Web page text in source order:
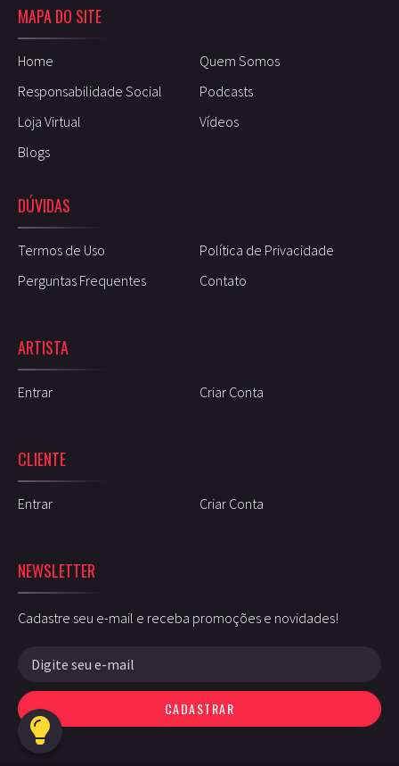
MAPA DO SITE
Home
Quem Somos
Responsabilidade Social
Podcasts
Loja Virtual
Vídeos
Blogs
DÚVIDAS
Termos de Uso
Política de Privacidade
Perguntas Frequentes
Contato
ARTISTA
Entrar Criar Conta
CLIENTE
Entrar Criar Conta
NEWSLETTER
Cadastre seu e-mail e receba promoções e novidades!
CADASTRAR